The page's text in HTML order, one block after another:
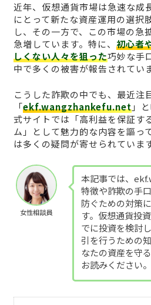
近年、仮想通貨市場は急速な成
にとって新たな資産運用の選択
し、その一方で、この市場の急
急増しています。特に、 初心者
しくない人々を狙った巧妙な手
中で多くの被害が報告されてい
こうした詐欺の中でも、最近注
「ekf.wangzhankefu.net」
式サイトでは「高利益を保証す
ム」として魅力的な内容を謳っ
は多くの疑問が寄せられています
女性相談員
本記事では、
特徴や詐欺の手
防ぐための対策
す。仮想通貨投
でに投資を検討
引を行うための
なたの資産を守
お読みください。